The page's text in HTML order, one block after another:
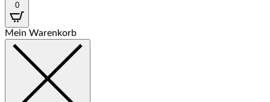
0
Mein Warenkorb